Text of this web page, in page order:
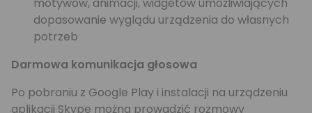
dopasowanie wyglądu urządzenia do własnych
potrzeb
Darmowa komunikacja głosowa
Po pobraniu z Google Play i instalacji na urządzeniu
aplikacji Skype można prowadzić rozmowy